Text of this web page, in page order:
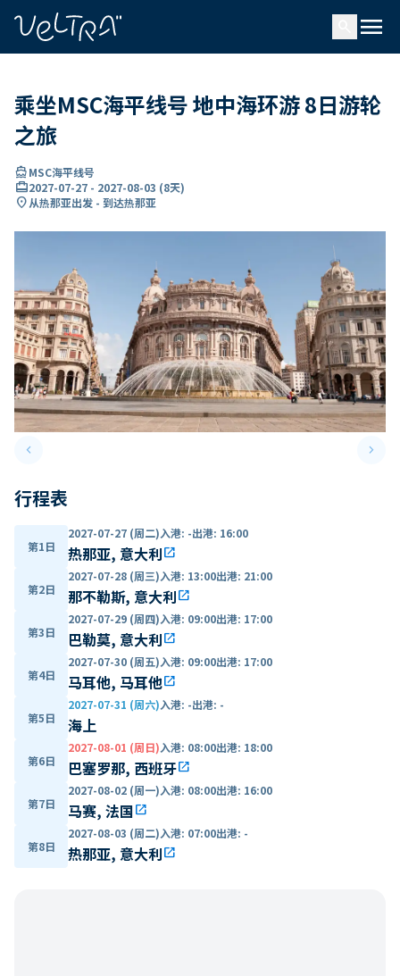
menu
乘坐MSC海平线号 地中海环游 8日游轮
之旅
directions_boatMSC海平线号
card_travel2027-07-27 - 2027-08-03 (8天)
location_on从热那亚出发 - 到达热那亚
keyboard_arrow_leftPrevious slide keyboard_arrow_right
行程表
第1日
2027-07-27 (周二)入港: -出港: 16:00
热那亚, 意大利open_in_new
第2日
2027-07-28 (周三)入港: 13:00出港: 21:00
那不勒斯, 意大利open_in_new
第3日
2027-07-29 (周四)入港: 09:00出港: 17:00
巴勒莫, 意大利open_in_new
第4日
2027-07-30 (周五)入港: 09:00出港: 17:00
马耳他, 马耳他open_in_new
第5日
2027-07-31 (周六)入港: -出港: -
海上
第6日
2027-08-01 (周日)入港: 08:00出港: 18:00
巴塞罗那, 西班牙open_in_new
第7日
2027-08-02 (周一)入港: 08:00出港: 16:00
马赛, 法国open_in_new
第8日
2027-08-03 (周二)入港: 07:00出港: -
热那亚, 意大利open_in_new